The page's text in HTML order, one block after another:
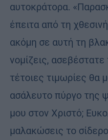
αυτοκράτορα.
έπειτα από τη
ακόμη σε αυτή τη
νομίζεις,
τέτοιες τιμωρίες θα
ασάλευτο πύργο της
μου στον Χριστό;
μαλακώσεις το